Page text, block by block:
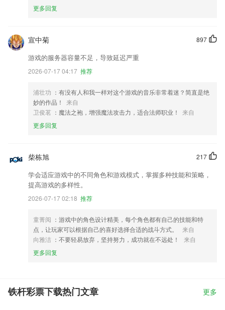
更多回复
897
宣中菊
游戏的服务器容量不足，导致延迟严重
2026-07-17 04:17 推荐
浦壮功 ：有没有人和我一样对这个游戏的音乐非常着迷？简直是绝
妙的作品！
来自
卫俊茗 ：魔法之袍，增强魔法攻击力，适合法师职业！
来自
更多回复
217
柴栋旭
学会适应游戏中的不同角色和游戏模式，掌握多种技能和策略，
提高游戏的多样性。
2026-07-17 02:18 推荐
童菁阅 ：游戏中的角色设计精美，每个角色都有自己的技能和特
点，让玩家可以根据自己的喜好选择合适的战斗方式。
来自
向雅洁 ：不要轻易放弃，坚持努力，成功就在不远处！
来自
更多回复
铁杆彩票下载热门文章 更多